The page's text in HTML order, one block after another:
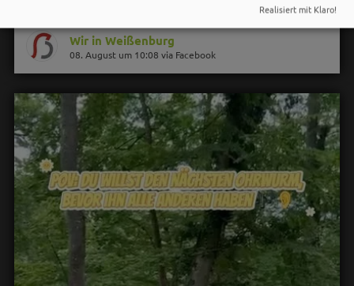
Wir in Weißenburg
08. August um 10:08 via Facebook
Realisiert mit Klaro!